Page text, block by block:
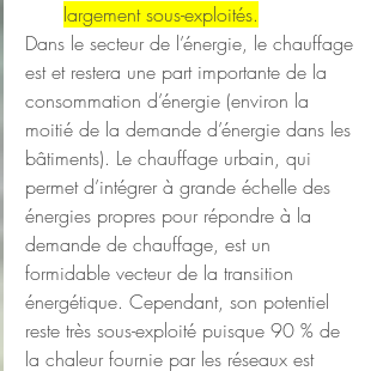
largement sous-exploités.
Dans le secteur de l’énergie, le chauffage
est et restera une part importante de la
consommation d’énergie (environ la
moitié de la demande d’énergie dans les
bâtiments). Le chauffage urbain, qui
permet d’intégrer à grande échelle des
énergies propres pour répondre à la
demande de chauffage, est un
formidable vecteur de la transition
énergétique. Cependant, son potentiel
reste très sous-exploité puisque 90 % de
la chaleur fournie par les réseaux est